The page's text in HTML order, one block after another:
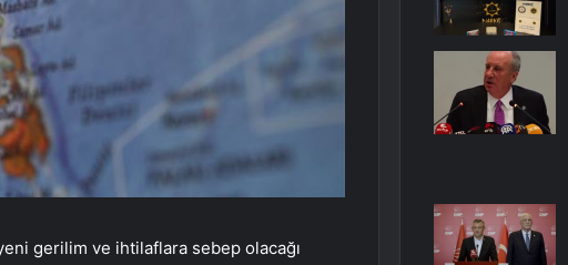
gerilim ve ihtilaflara sebep olacağı